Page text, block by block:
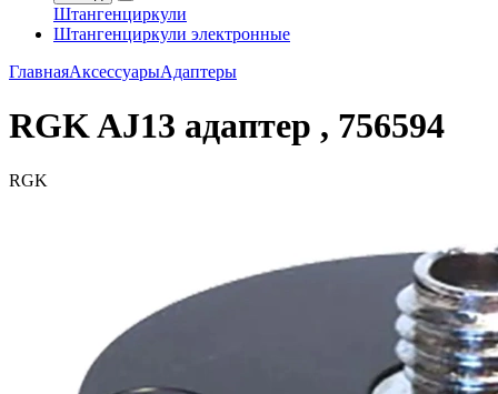
Штангенциркули
Штангенциркули электронные
ГлавнаяАксессуарыАдаптеры
RGK AJ13 адаптер , 756594
RGK